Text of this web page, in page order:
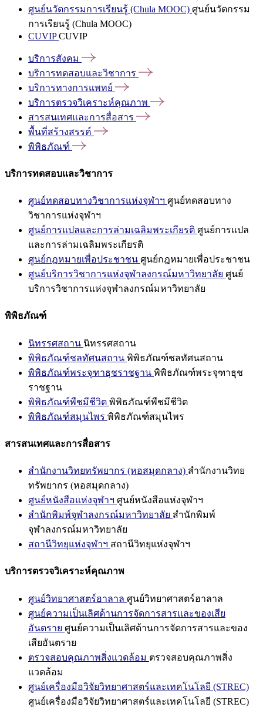
ศูนย์นวัตกรรมการเรียนรู้ (Chula MOOC) ศูนย์นวัตกรรม
การเรียนรู้ (Chula MOOC)
CUVIPCUVIP
บริการสังคม
บริการทดสอบและวิชาการ
บริการทางการแพทย์
บริการตรวจวิเคราะห์คุณภาพ
สารสนเทศและการสื่อสาร
พื้นที่สร้างสรรค์
พิพิธภัณฑ์
บริการทดสอบและวิชาการ
ศูนย์ทดสอบทางวิชาการแห่งจุฬาฯ ศูนย์ทดสอบทาง
วิชาการแห่งจุฬาฯ
ศูนย์การแปลและการล่ามเฉลิมพระเกียรติ ศูนย์การแปล
และการล่ามเฉลิมพระเกียรติ
ศูนย์กฎหมายเพื่อประชาชน ศูนย์กฎหมายเพื่อประชาชน
ศูนย์บริการวิชาการแห่งจุฬาลงกรณ์มหาวิทยาลัย ศูนย์
บริการวิชาการแห่งจุฬาลงกรณ์มหาวิทยาลัย
พิพิธภัณฑ์
นิทรรศสถาน นิทรรศสถาน
พิพิธภัณฑ์ชลทัศนสถาน พิพิธภัณฑ์ชลทัศนสถาน
พิพิธภัณฑ์พระจุฑาธุชราชฐาน พิพิธภัณฑ์พระจุฑาธุช
ราชฐาน
พิพิธภัณฑ์พืชมีชีวิต พิพิธภัณฑ์พืชมีชีวิต
พิพิธภัณฑ์สมุนไพร พิพิธภัณฑ์สมุนไพร
สารสนเทศและการสื่อสาร
สำนักงานวิทยทรัพยากร (หอสมุดกลาง) สำนักงานวิทย
ทรัพยากร (หอสมุดกลาง)
ศูนย์หนังสือแห่งจุฬาฯ ศูนย์หนังสือแห่งจุฬาฯ
สำนักพิมพ์จุฬาลงกรณ์มหาวิทยาลัย สำนักพิมพ์
จุฬาลงกรณ์มหาวิทยาลัย
สถานีวิทยุแห่งจุฬาฯ สถานีวิทยุแห่งจุฬาฯ
บริการตรวจวิเคราะห์คุณภาพ
ศูนย์วิทยาศาสตร์ฮาลาล ศูนย์วิทยาศาสตร์ฮาลาล
ศูนย์ความเป็นเลิศด้านการจัดการสารและของเสีย
อันตราย ศูนย์ความเป็นเลิศด้านการจัดการสารและของ
เสียอันตราย
ตรวจสอบคุณภาพสิ่งแวดล้อม ตรวจสอบคุณภาพสิ่ง
แวดล้อม
ศูนย์เครื่องมือวิจัยวิทยาศาสตร์และเทคโนโลยี (STREC)
ศูนย์เครื่องมือวิจัยวิทยาศาสตร์และเทคโนโลยี (STREC)